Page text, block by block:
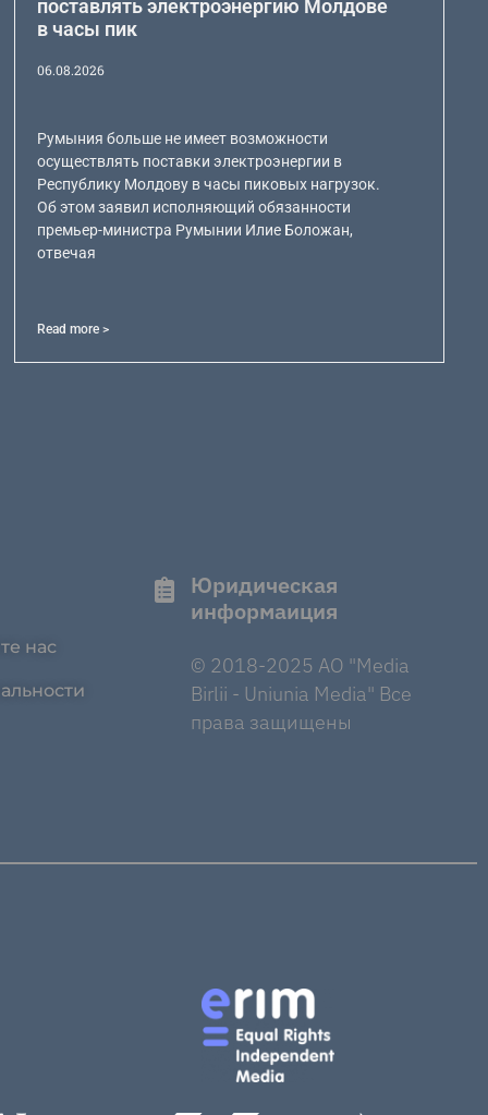
поставлять электроэнергию Молдове
в часы пик
06.08.2026
Румыния больше не имеет возможности
осуществлять поставки электроэнергии в
Республику Молдову в часы пиковых нагрузок.
Об этом заявил исполняющий обязанности
премьер-министра Румынии Илие Боложан,
отвечая
Read more >
нас
Юридическая
информаиция
© 2018-2025 AO "Media
Birlii - Uniunia Media" Все
права защищены